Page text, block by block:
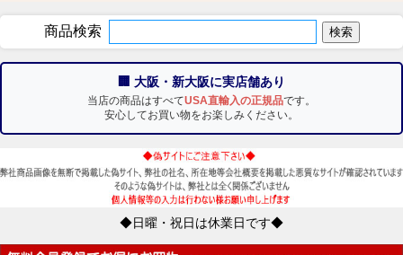
商品検索
🏢 大阪・新大阪に実店舗あり
当店の商品はすべてUSA直輸入の正規品です。
安心してお買い物をお楽しみください。
◆日曜・祝日は休業日です◆